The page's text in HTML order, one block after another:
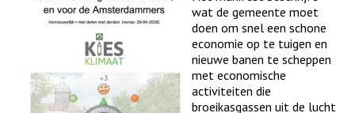
wat de gemeente moet
doen om snel een schone
economie op te tuigen en
nieuwe banen te scheppen
met economische
activiteiten die
broeikasgassen uit de lucht